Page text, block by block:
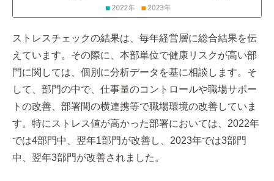
ストレスチェックの結果は、毎年経営層に総合結果を伝
えています。その際に、本部単位で健康リスクが高い部
門に関しては、個別に分析データを基に相談します。そ
して、部門の中で、仕事量のコントロールや職場サポー
トの改善、部署間の横連携等で職場環境の改善していま
す。特にストレス値が高かった部署においては、2022年
では4部門中、翌年1部門が改善し、2023年では3部門
中、翌年3部門が改善されました。